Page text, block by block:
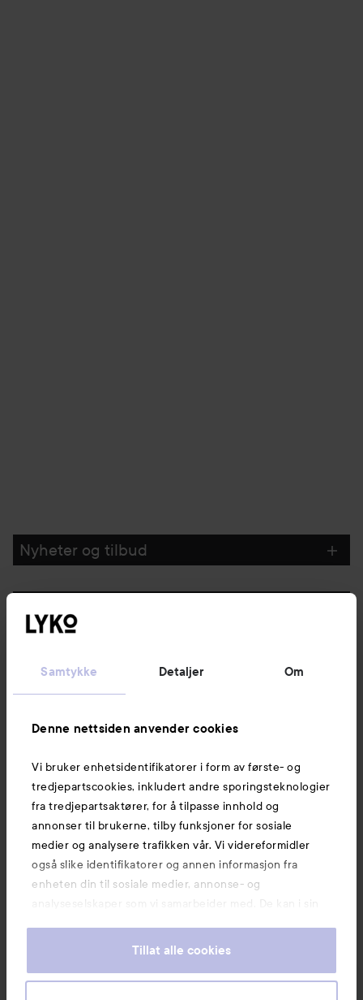
Samtykke Detaljer Om
Denne nettsiden anvender cookies
Vi bruker enhetsidentifikatorer i form av første- og
tredjepartscookies, inkludert andre sporingsteknologier
fra tredjepartsaktører, for å tilpasse innhold og
annonser til brukerne, tilby funksjoner for sosiale
medier og analysere trafikken vår. Vi videreformidler
også slike identifikatorer og annen informasjon fra
enheten din til sosiale medier, annonse- og
analyseselskaper som vi samarbeider med. De kan i sin
informasjon som du har oppgitt eller som de har samlet
våre cookies ved å fortsette å bruke nettsiden vår. For
Tillat alle cookies
Nyheter og tilbud
Kundeservice
Informasjon
Også av interesse